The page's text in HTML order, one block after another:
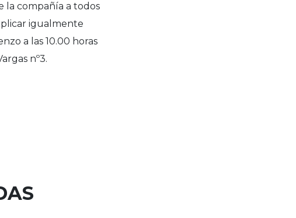
la compañía a todos
igualmente
a las 10.00 horas
nº3.